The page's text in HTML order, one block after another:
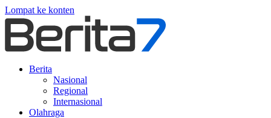
Lompat ke konten
Berita
Nasional
Regional
Internasional
Olahraga